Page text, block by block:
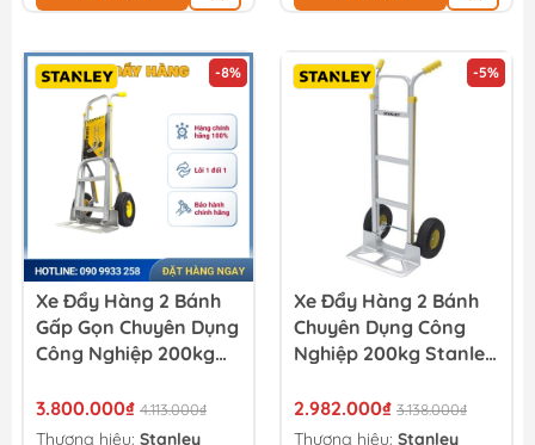
-8%
Xe Đẩy Hàng 2 Bánh
Gấp Gọn Chuyên Dụng
Công Nghiệp 200kg
3.800.000₫ 4.113.000₫
Thương hiệu: Stanley
-5%
Xe Đẩy Hàng 2 Bánh
Chuyên Dụng Công
Nghiệp 200kg Stanley
2.982.000₫ 3.138.000₫
Thương hiệu: Stanley